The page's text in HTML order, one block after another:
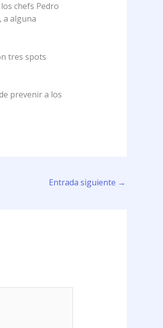
chefs Pedro
a alguna
tres spots
prevenir a los
Entrada siguiente →